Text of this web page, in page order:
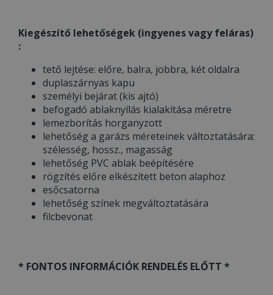
Kiegészítő lehetőségek (ingyenes vagy feláras)
:
tető lejtése: előre, balra, jobbra, két oldalra
duplaszárnyas kapu
személyi bejárat (kis ajtó)
befogadó ablaknyílás kialakítása méretre
lemezborítás horganyzott
lehetőség a garázs méreteinek változtatására:
szélesség, hossz., magasság
lehetőség PVC ablak beépítésére
rögzítés előre elkészített beton alaphoz
esőcsatorna
lehetőség színek megváltoztatására
filcbevonat
* FONTOS INFORMÁCIÓK RENDELÉS ELŐTT *